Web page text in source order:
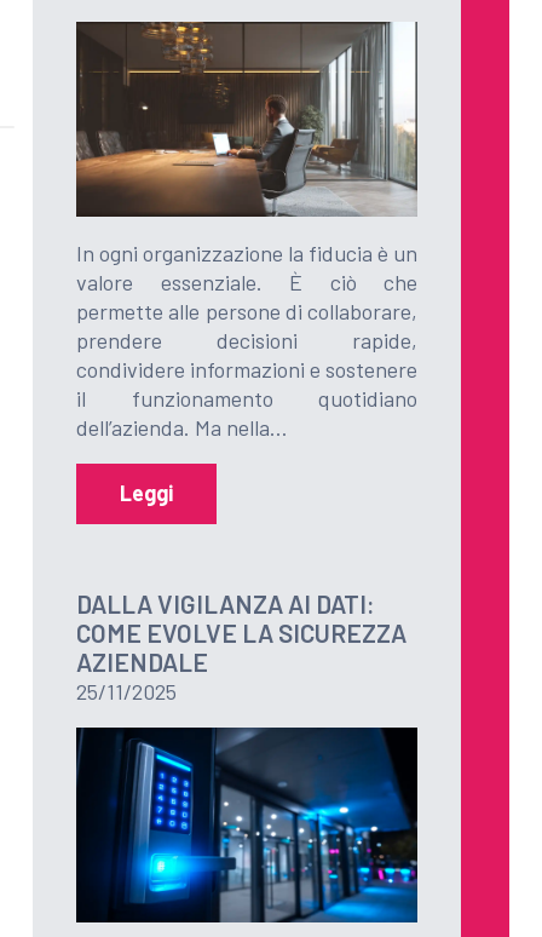
In ogni organizzazione la fiducia è un
valore essenziale. È ciò che
permette alle persone di collaborare,
prendere decisioni rapide,
condividere informazioni e sostenere
il funzionamento quotidiano
dell’azienda. Ma nella…
Leggi
DALLA VIGILANZA AI DATI:
COME EVOLVE LA SICUREZZA
AZIENDALE
25/11/2025